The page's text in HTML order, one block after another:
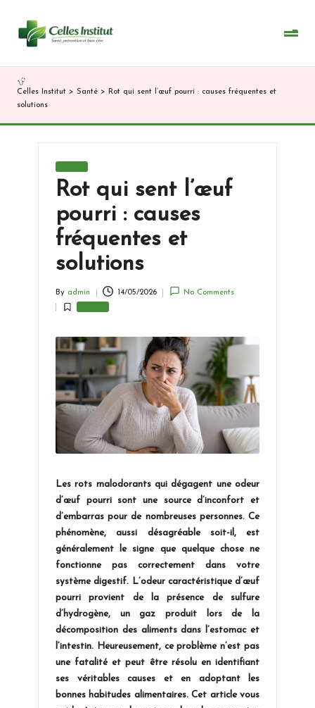
Celles Institut > Santé > Rot qui sent l’œuf pourri : causes fréquentes et
solutions
in
Rot qui sent l’œuf
pourri : causes
fréquentes et
solutions
by
By admin 14/05/2026 No Comments
Posted
Les rots malodorants qui dégagent une odeur
d’œuf pourri sont une source d’inconfort et
d’embarras pour de nombreuses personnes. Ce
phénomène, aussi désagréable soit-il, est
généralement le signe que quelque chose ne
fonctionne pas correctement dans votre
système digestif. L’odeur caractéristique d’œuf
pourri provient de la présence de sulfure
d’hydrogène, un gaz produit lors de la
décomposition des aliments dans l’estomac et
l’intestin. Heureusement, ce problème n’est pas
une fatalité et peut être résolu en identifiant
ses véritables causes et en adoptant les
bonnes habitudes alimentaires. Cet article vous